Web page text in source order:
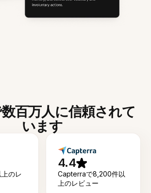
百万人に信頼されて
います
のレ
4.4
Capterraで8,200件以
上のレビュー